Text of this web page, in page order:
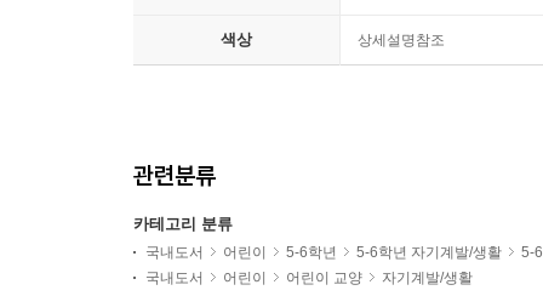
색상 상세설명참조
관련분류
카테고리 분류
국내도서 어린이 5-6학년 5-6학년 자기계발/생활
5-
국내도서
어린이 어린이 교양 자기계발/생활